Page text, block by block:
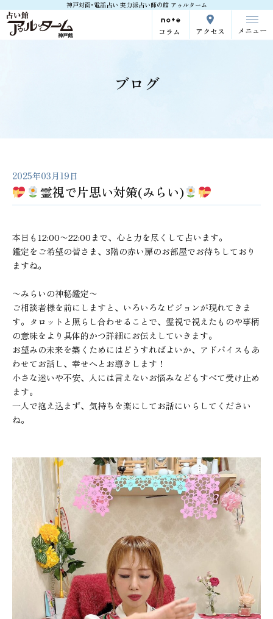
神戸対面･電話占い 実力派占い師の館 アゥルターム
コラム アクセス メニュー
ブログ
2025年03月19日
霊視で片思い対策(みらい)
本日も12:00〜22:00まで、心と力を尽くして占います。
鑑定をご希望の皆さま、3階の赤い扉のお部屋でお待ちしており
ますね。
〜みらいの神秘鑑定〜
ご相談者様を前にしますと、いろいろなビジョンが現れてきま
す。タロットと照らし合わせることで、霊視で視えたものや事柄
の意味をより具体的かつ詳細にお伝えしていきます。
お望みの未来を築くためにはどうすればよいか、アドバイスもあ
わせてお話し、幸せへとお導きします！
小さな迷いや不安、人には言えないお悩みなどもすべて受け止め
ます。
一人で抱え込まず、気持ちを楽にしてお話にいらしてください
ね。